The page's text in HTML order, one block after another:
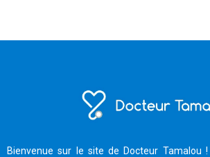
Bienvenue sur le site de Docteur Tamalou